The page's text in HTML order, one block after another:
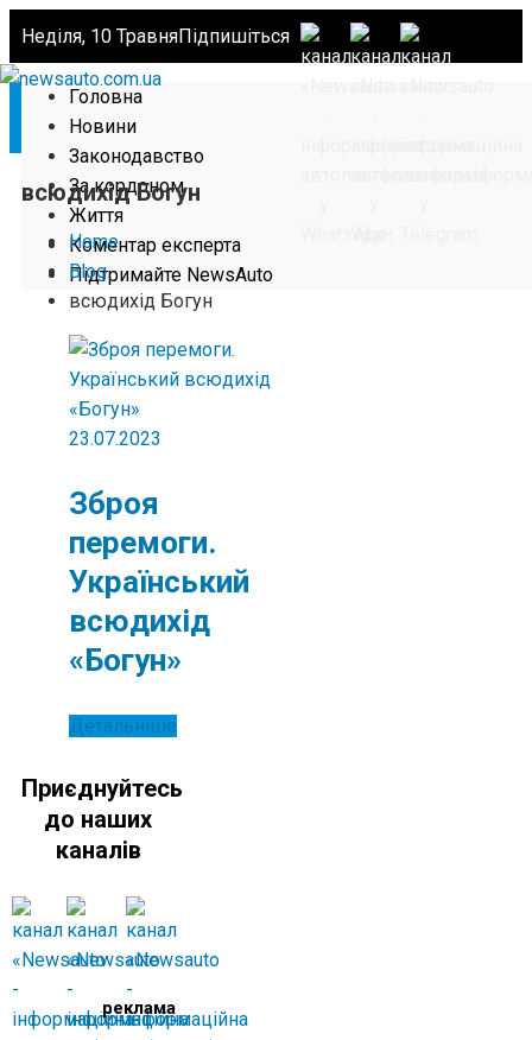
Неділя, 10 ТравняПідпишіться
Головна
Новини
Законодавство
За кордоном
Життя
Коментар експерта
Підтримайте NewsAuto
всюдихід Богун
Home
Blog
всюдихід Богун
23.07.2023
Зброя
перемоги.
Український
всюдихід
«Богун»
Детальніше
Приєднуйтесь
до наших
каналів
реклама